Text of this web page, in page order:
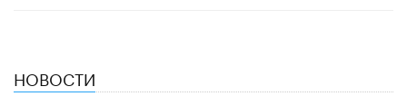
НОВОСТИ